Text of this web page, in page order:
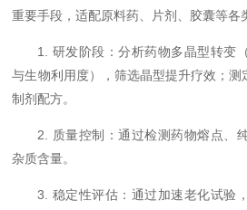
重要手段，适配原料药、片剂、胶囊等各
1. 研发阶段：分析药物多晶型转变
与生物利用度），筛选晶型提升疗效；
制剂配方。
2. 质量控制：通过检测药物熔点、
杂质含量。
3. 稳定性评估：通过加速老化试验